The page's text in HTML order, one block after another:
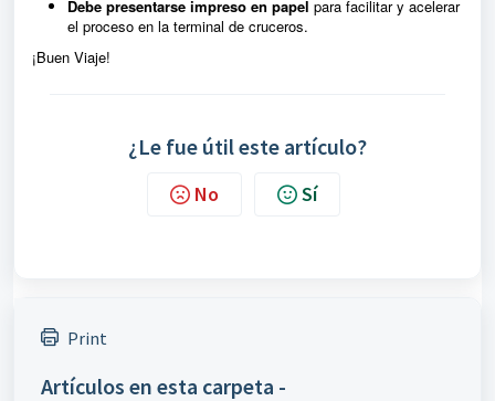
Debe presentarse impreso en papel para facilitar y acelerar
el proceso en la terminal de cruceros.
¡Buen Viaje!
¿Le fue útil este artículo?
No Sí
Print
Artículos en esta carpeta -